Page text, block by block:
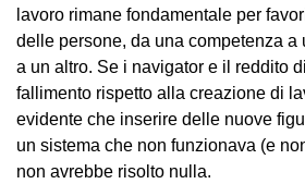
lavoro rimane fondamentale per
delle persone, da una competenza a
a un altro. Se i navigator e il reddito
fallimento rispetto alla creazione di
evidente che inserire delle nuove
un sistema che non funzionava (e
non avrebbe risolto nulla.